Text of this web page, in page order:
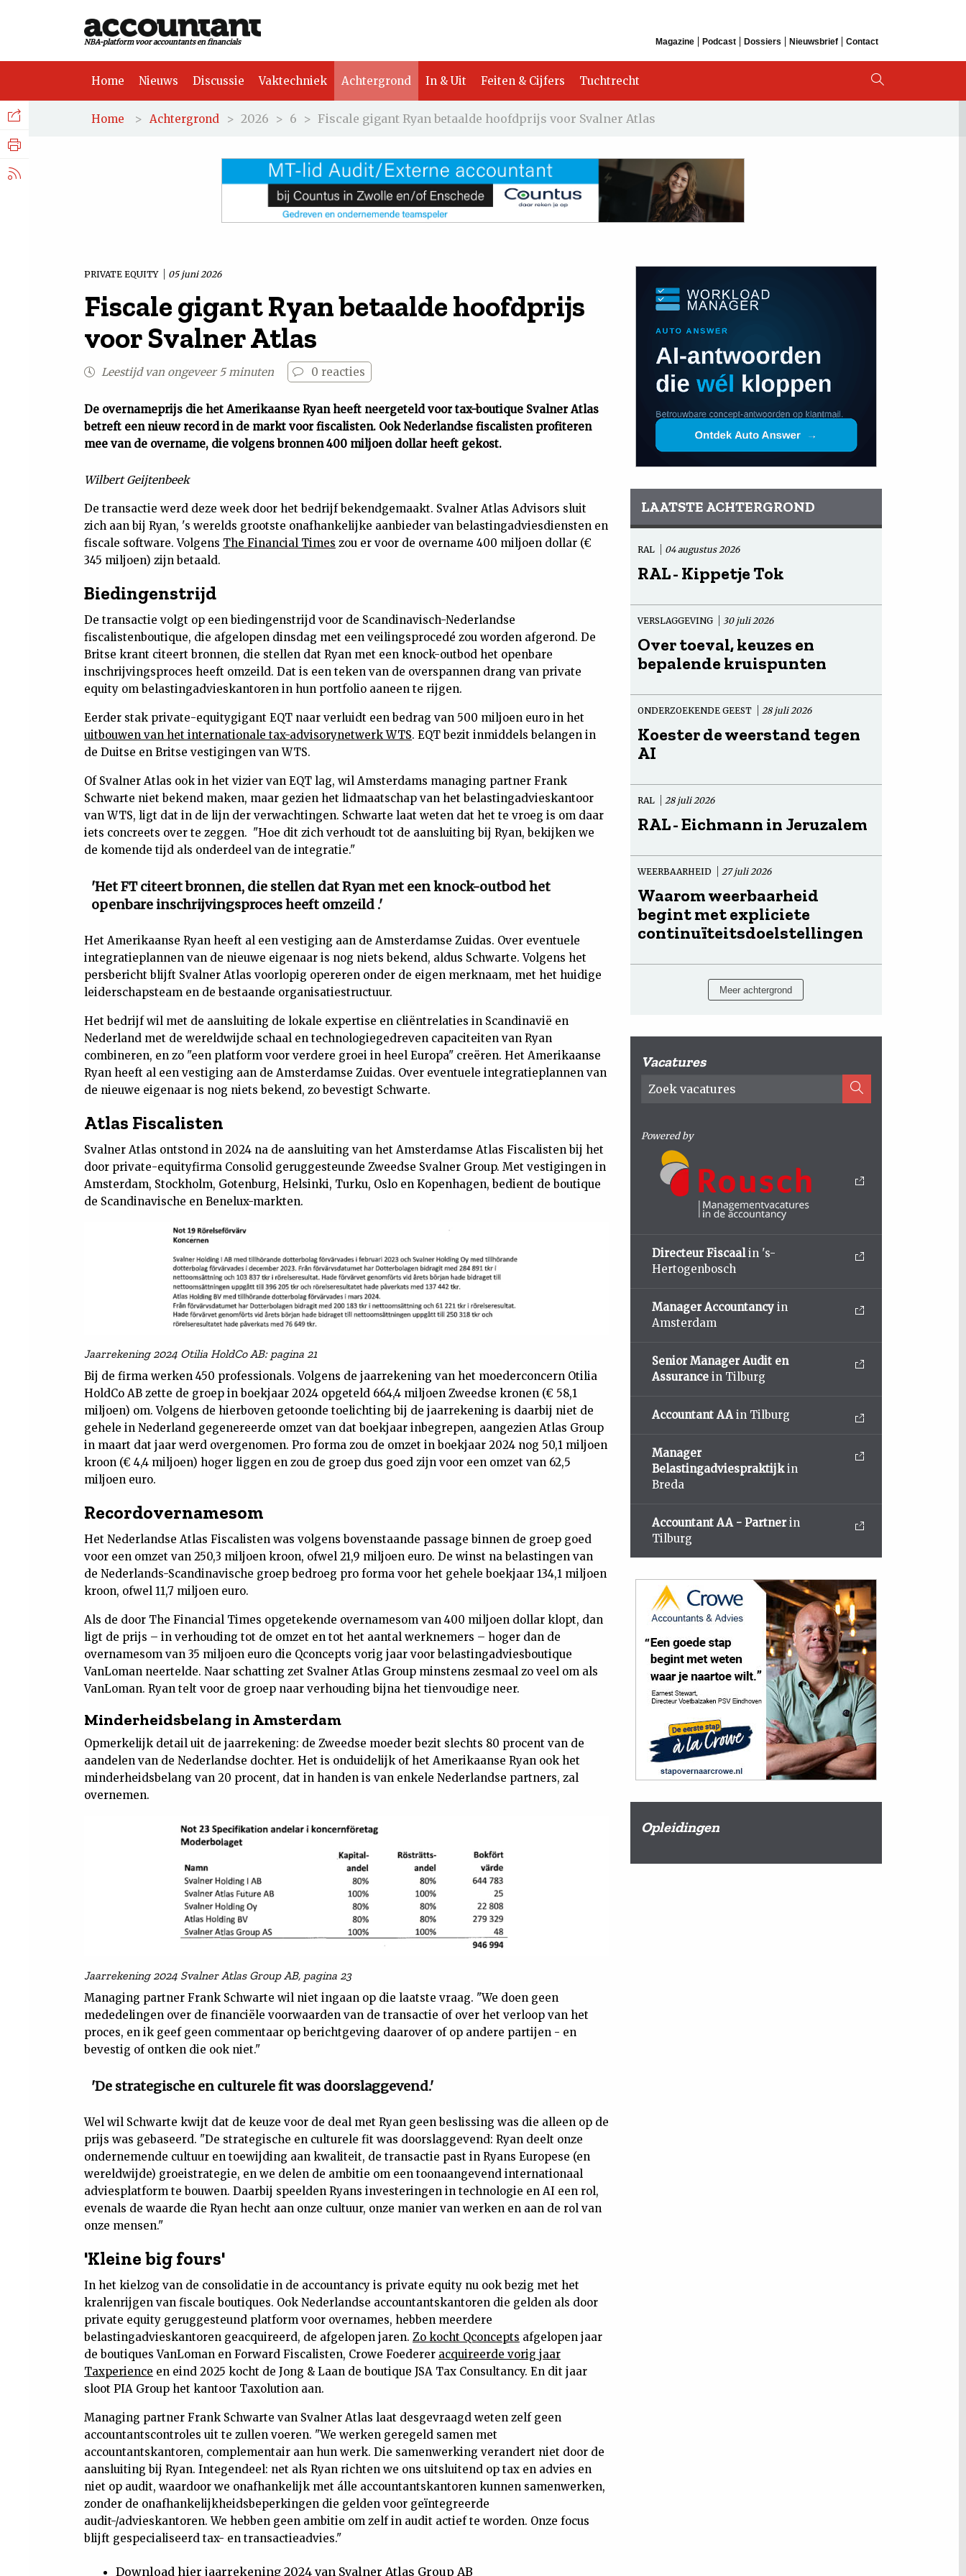
NBA-platform voor accountants en financials Magazine Podcast Dossiers Nieuwsbrief Contact
Home Nieuws Discussie Vaktechniek Achtergrond In & Uit Feiten & Cijfers Tuchtrecht
Home > Achtergrond > 2026 > 6 > Fiscale gigant Ryan betaalde hoofdprijs voor Svalner Atlas
PRIVATE EQUITY 05 juni 2026
Fiscale gigant Ryan betaalde hoofdprijs
voor Svalner Atlas
Leestijd van ongeveer 5 minuten 0 reacties
De overnameprijs die het Amerikaanse Ryan heeft neergeteld voor tax-boutique Svalner Atlas
betreft een nieuw record in de markt voor fiscalisten. Ook Nederlandse fiscalisten profiteren
mee van de overname, die volgens bronnen 400 miljoen dollar heeft gekost.
Wilbert Geijtenbeek
De transactie werd deze week door het bedrijf bekendgemaakt. Svalner Atlas Advisors sluit
zich aan bij Ryan, 's werelds grootste onafhankelijke aanbieder van belastingadviesdiensten en
fiscale software. Volgens The Financial Times zou er voor de overname 400 miljoen dollar (€
345 miljoen) zijn betaald.
Biedingenstrijd
De transactie volgt op een biedingenstrijd voor de Scandinavisch-Nederlandse
fiscalistenboutique, die afgelopen dinsdag met een veilingsprocedé zou worden afgerond. De
Britse krant citeert bronnen, die stellen dat Ryan met een knock-outbod het openbare
inschrijvingsproces heeft omzeild. Dat is een teken van de overspannen drang van private
equity om belastingadvieskantoren in hun portfolio aaneen te rijgen.
Eerder stak private-equitygigant EQT naar verluidt een bedrag van 500 miljoen euro in het
uitbouwen van het internationale tax-advisorynetwerk WTS. EQT bezit inmiddels belangen in
de Duitse en Britse vestigingen van WTS.
Of Svalner Atlas ook in het vizier van EQT lag, wil Amsterdams managing partner Frank
Schwarte niet bekend maken, maar gezien het lidmaatschap van het belastingadvieskantoor
van WTS, ligt dat in de lijn der verwachtingen. Schwarte laat weten dat het te vroeg is om daar
iets concreets over te zeggen. "Hoe dit zich verhoudt tot de aansluiting bij Ryan, bekijken we
de komende tijd als onderdeel van de integratie."
'Het FT citeert bronnen, die stellen dat Ryan met een knock-outbod het
openbare inschrijvingsproces heeft omzeild .'
Het Amerikaanse Ryan heeft al een vestiging aan de Amsterdamse Zuidas. Over eventuele
integratieplannen van de nieuwe eigenaar is nog niets bekend, aldus Schwarte. Volgens het
persbericht blijft Svalner Atlas voorlopig opereren onder de eigen merknaam, met het huidige
leiderschapsteam en de bestaande organisatiestructuur.
Het bedrijf wil met de aansluiting de lokale expertise en cliëntrelaties in Scandinavië en
Nederland met de wereldwijde schaal en technologiegedreven capaciteiten van Ryan
combineren, en zo "een platform voor verdere groei in heel Europa" creëren. Het Amerikaanse
Ryan heeft al een vestiging aan de Amsterdamse Zuidas. Over eventuele integratieplannen van
de nieuwe eigenaar is nog niets bekend, zo bevestigt Schwarte.
Atlas Fiscalisten
Svalner Atlas ontstond in 2024 na de aansluiting van het Amsterdamse Atlas Fiscalisten bij het
door private-equityfirma Consolid geruggesteunde Zweedse Svalner Group. Met vestigingen in
Amsterdam, Stockholm, Gotenburg, Helsinki, Turku, Oslo en Kopenhagen, bedient de boutique
de Scandinavische en Benelux-markten.
Jaarrekening 2024 Otilia HoldCo AB: pagina 21
Bij de firma werken 450 professionals. Volgens de jaarrekening van het moederconcern Otilia
HoldCo AB zette de groep in boekjaar 2024 opgeteld 664,4 miljoen Zweedse kronen (€ 58,1
miljoen) om. Volgens de hierboven getoonde toelichting bij de jaarrekening is daarbij niet de
gehele in Nederland gegenereerde omzet van dat boekjaar inbegrepen, aangezien Atlas Group
in maart dat jaar werd overgenomen. Pro forma zou de omzet in boekjaar 2024 nog 50,1 miljoen
kroon (€ 4,4 miljoen) hoger liggen en zou de groep dus goed zijn voor een omzet van 62,5
miljoen euro.
Recordovernamesom
Het Nederlandse Atlas Fiscalisten was volgens bovenstaande passage binnen de groep goed
voor een omzet van 250,3 miljoen kroon, ofwel 21,9 miljoen euro. De winst na belastingen van
de Nederlands-Scandinavische groep bedroeg pro forma voor het gehele boekjaar 134,1 miljoen
kroon, ofwel 11,7 miljoen euro.
Als de door The Financial Times opgetekende overnamesom van 400 miljoen dollar klopt, dan
ligt de prijs – in verhouding tot de omzet en tot het aantal werknemers – hoger dan de
overnamesom van 35 miljoen euro die Qconcepts vorig jaar voor belastingadviesboutique
VanLoman neertelde. Naar schatting zet Svalner Atlas Group minstens zesmaal zo veel om als
VanLoman. Ryan telt voor de groep naar verhouding bijna het tienvoudige neer.
Minderheidsbelang in Amsterdam
Opmerkelijk detail uit de jaarrekening: de Zweedse moeder bezit slechts 80 procent van de
aandelen van de Nederlandse dochter. Het is onduidelijk of het Amerikaanse Ryan ook het
minderheidsbelang van 20 procent, dat in handen is van enkele Nederlandse partners, zal
overnemen.
Jaarrekening 2024 Svalner Atlas Group AB, pagina 23
Managing partner Frank Schwarte wil niet ingaan op die laatste vraag. "We doen geen
mededelingen over de financiële voorwaarden van de transactie of over het verloop van het
proces, en ik geef geen commentaar op berichtgeving daarover of op andere partijen - en
bevestig of ontken die ook niet."
'De strategische en culturele fit was doorslaggevend.'
Wel wil Schwarte kwijt dat de keuze voor de deal met Ryan geen beslissing was die alleen op de
prijs was gebaseerd. "De strategische en culturele fit was doorslaggevend: Ryan deelt onze
ondernemende cultuur en toewijding aan kwaliteit, de transactie past in Ryans Europese (en
wereldwijde) groeistrategie, en we delen de ambitie om een toonaangevend internationaal
adviesplatform te bouwen. Daarbij speelden Ryans investeringen in technologie en AI een rol,
evenals de waarde die Ryan hecht aan onze cultuur, onze manier van werken en aan de rol van
onze mensen."
'Kleine big fours'
In het kielzog van de consolidatie in de accountancy is private equity nu ook bezig met het
kralenrijgen van fiscale boutiques. Ook Nederlandse accountantskantoren die gelden als door
private equity geruggesteund platform voor overnames, hebben meerdere
belastingadvieskantoren geacquireerd, de afgelopen jaren. Zo kocht Qconcepts afgelopen jaar
de boutiques VanLoman en Forward Fiscalisten, Crowe Foederer acquireerde vorig jaar
Taxperience en eind 2025 kocht de Jong & Laan de boutique JSA Tax Consultancy. En dit jaar
sloot PIA Group het kantoor Taxolution aan.
Managing partner Frank Schwarte van Svalner Atlas laat desgevraagd weten zelf geen
accountantscontroles uit te zullen voeren. "We werken geregeld samen met
accountantskantoren, complementair aan hun werk. Die samenwerking verandert niet door de
aansluiting bij Ryan. Integendeel: net als Ryan richten we ons uitsluitend op tax en advies en
niet op audit, waardoor we onafhankelijk met álle accountantskantoren kunnen samenwerken,
zonder de onafhankelijkheidsbeperkingen die gelden voor geïntegreerde
audit-/advieskantoren. We hebben geen ambitie om zelf in audit actief te worden. Onze focus
blijft gespecialiseerd tax- en transactieadvies."
Download hier jaarrekening 2024 van Svalner Atlas Group AB
LAATSTE ACHTERGROND
RAL 04 augustus 2026
RAL - Kippetje Tok
VERSLAGGEVING 30 juli 2026
Over toeval, keuzes en
bepalende kruispunten
ONDERZOEKENDE GEEST 28 juli 2026
Koester de weerstand tegen
AI
RAL 28 juli 2026
RAL - Eichmann in Jeruzalem
WEERBAARHEID 27 juli 2026
Waarom weerbaarheid
begint met expliciete
continuïteitsdoelstellingen
Meer achtergrond
Vacatures
Powered by
Directeur Fiscaalin 's-
Hertogenbosch
Manager Accountancy in
Amsterdam
Senior Manager Audit en
Assurance in Tilburg
Accountant AAin Tilburg
Manager
Belastingadviespraktijkin
Breda
Accountant AA - Partner in
Tilburg
Opleidingen
Facebook
Nieuws